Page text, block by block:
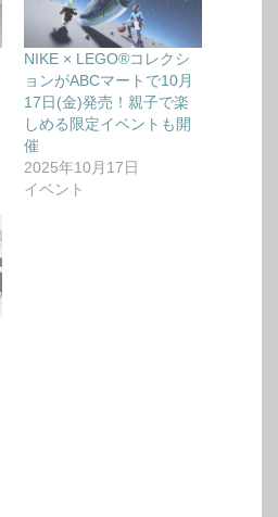
NIKE × LEGO®コレクシ
ョンがABCマートで10月
17日(金)発売！親子で楽
しめる限定イベントも開
催
2025年10月17日
イベント